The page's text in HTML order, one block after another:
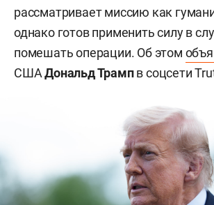
рассматривает миссию как
однако готов применить силу в
помешать операции. Об этом
СШАДональд Трампв соцсети